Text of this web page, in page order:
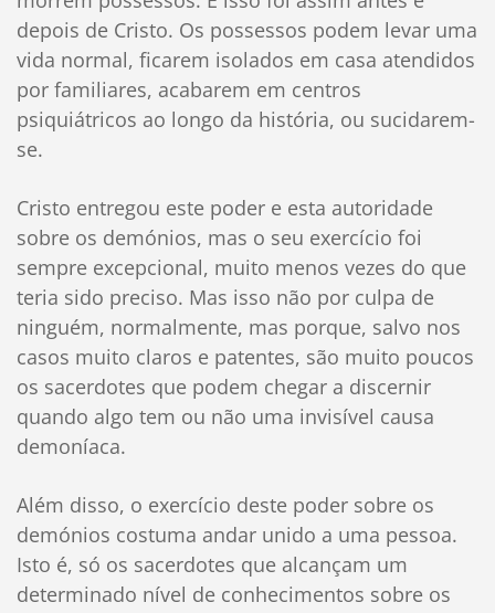
depois de Cristo. Os possessos podem levar uma
vida normal, ficarem isolados em casa atendidos
por familiares, acabarem em centros
psiquiátricos ao longo da história, ou sucidarem-
se.
Cristo entregou este poder e esta autoridade
sobre os demónios, mas o seu exercício foi
sempre excepcional, muito menos vezes do que
teria sido preciso. Mas isso não por culpa de
ninguém, normalmente, mas porque, salvo nos
casos muito claros e patentes, são muito poucos
os sacerdotes que podem chegar a discernir
quando algo tem ou não uma invisível causa
demoníaca.
Além disso, o exercício deste poder sobre os
demónios costuma andar unido a uma pessoa.
Isto é, só os sacerdotes que alcançam um
determinado nível de conhecimentos sobre os